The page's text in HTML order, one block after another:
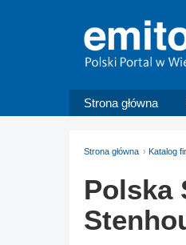
Strona główna
Strona główna Katalog
Polska